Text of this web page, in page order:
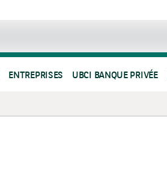
ENTREPRISES UBCI BANQUE PRIVÉE